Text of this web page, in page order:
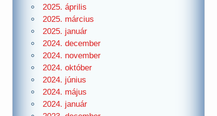
2025. április
2025. március
2025. január
2024. december
2024. november
2024. október
2024. június
2024. május
2024. január